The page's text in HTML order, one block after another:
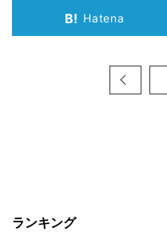
B! Hatena
ランキング